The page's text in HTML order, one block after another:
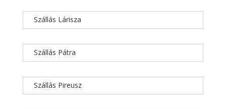
Szállás Lárisza
Szállás Pátra
Szállás Pireusz